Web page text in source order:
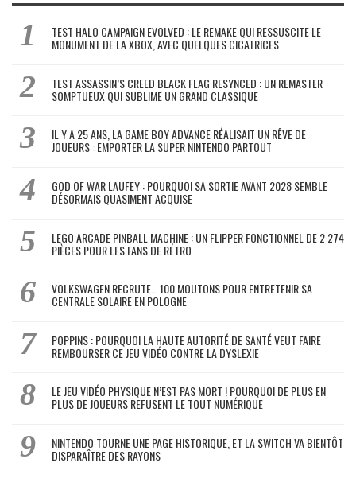
TEST HALO CAMPAIGN EVOLVED : LE REMAKE QUI RESSUSCITE LE
MONUMENT DE LA XBOX, AVEC QUELQUES CICATRICES
TEST ASSASSIN’S CREED BLACK FLAG RESYNCED : UN REMASTER
SOMPTUEUX QUI SUBLIME UN GRAND CLASSIQUE
IL Y A 25 ANS, LA GAME BOY ADVANCE RÉALISAIT UN RÊVE DE
JOUEURS : EMPORTER LA SUPER NINTENDO PARTOUT
GOD OF WAR LAUFEY : POURQUOI SA SORTIE AVANT 2028 SEMBLE
DÉSORMAIS QUASIMENT ACQUISE
LEGO ARCADE PINBALL MACHINE : UN FLIPPER FONCTIONNEL DE 2 274
PIÈCES POUR LES FANS DE RÉTRO
VOLKSWAGEN RECRUTE… 100 MOUTONS POUR ENTRETENIR SA
CENTRALE SOLAIRE EN POLOGNE
POPPINS : POURQUOI LA HAUTE AUTORITÉ DE SANTÉ VEUT FAIRE
REMBOURSER CE JEU VIDÉO CONTRE LA DYSLEXIE
LE JEU VIDÉO PHYSIQUE N’EST PAS MORT ! POURQUOI DE PLUS EN
PLUS DE JOUEURS REFUSENT LE TOUT NUMÉRIQUE
NINTENDO TOURNE UNE PAGE HISTORIQUE, ET LA SWITCH VA BIENTÔT
DISPARAÎTRE DES RAYONS